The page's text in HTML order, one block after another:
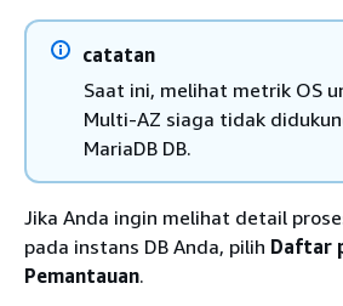
catatan
Saat ini, melihat metrik OS
Multi-AZ siaga tidak
MariaDB DB.
Jika Anda ingin melihat detail
pada instans DB Anda, pilih Daftar
Pemantauan.